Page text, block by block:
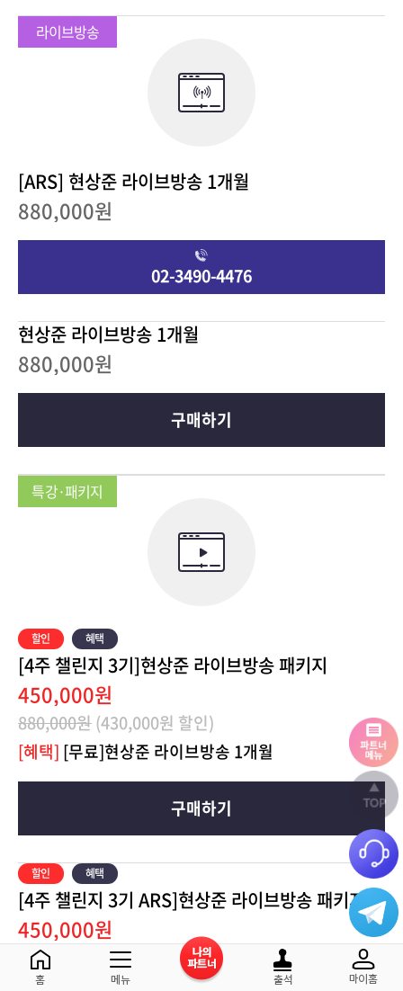
[ARS] 현상준 라이브방송 1개월
880,000원
02-3490-4476
현상준 라이브방송 1개월
880,000원
구매하기
[4주 챌린지 3기]현상준 라이브방송 패키지
450,000원
880,000원(430,000원 할인)
[혜택] [무료]현상준 라이브방송 1개월
구매하기
[4주 챌린지 3기 ARS]현상준 라이브방송 패키지
450,000원
880,000원
(430,000원 할인)
[혜택]
[무료]현상준 라이브방송 1개월